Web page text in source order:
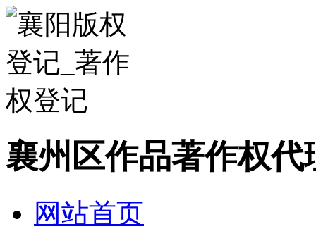
襄州区作品著作权
网站首页